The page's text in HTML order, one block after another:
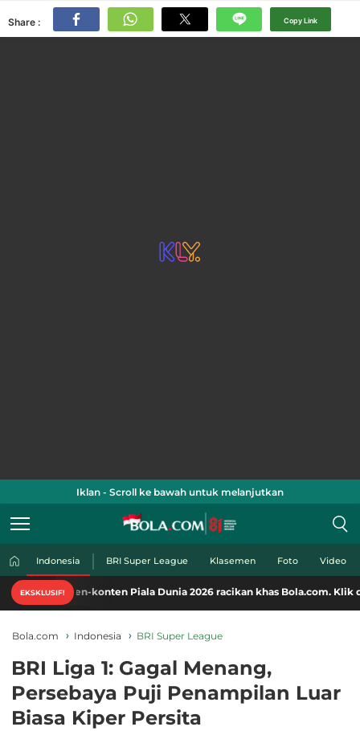
Share : Copy Link
Iklan - Scroll ke bawah untuk melanjutkan
Indonesia BRI Super League Klasemen Foto Video
EKSKLUSIF!
konten Piala Dunia 2026 racikan khas Bola.com. Klik di sini!
Bola.com Indonesia BRI Super League
BRI Liga 1: Gagal Menang,
Persebaya Puji Penampilan Luar
Biasa Kiper Persita